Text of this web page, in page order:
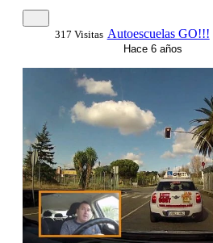
317 Visitas Autoescuelas GO!!!
Hace 6 años